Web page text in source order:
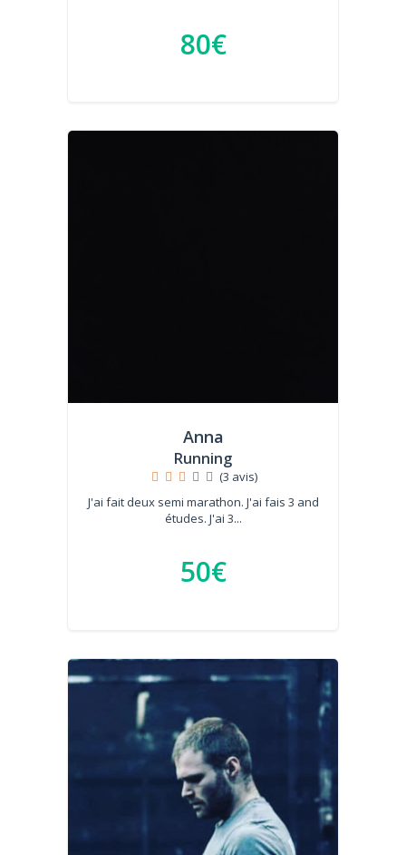
80€
Anna
Running
(3 avis)
J'ai fait deux semi marathon. J'ai fais 3 and
études. J'ai 3...
50€